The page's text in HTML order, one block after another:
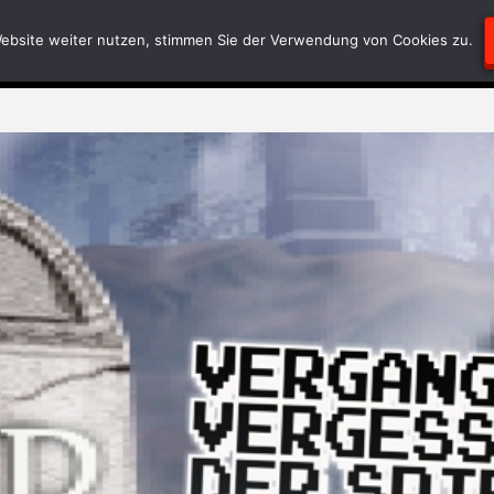
Geschriebenes RätselEcke Test-
weiter nutzen, stimmen Sie der Verwendung von Cookies zu.